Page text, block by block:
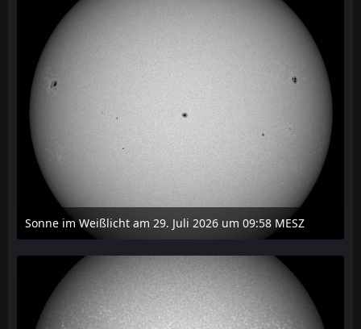
Sonne im Weißlicht am 29. Juli 2026 um 09:58 MESZ
31. Juli 2026 um 20:03